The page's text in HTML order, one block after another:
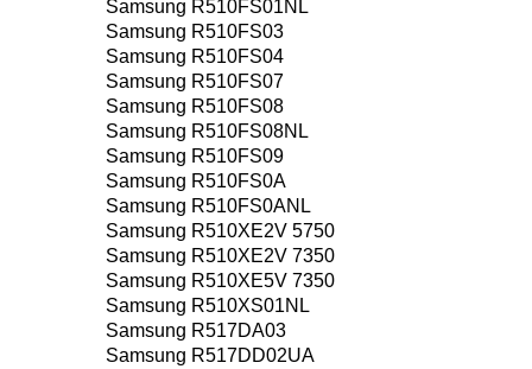
Samsung R510FS01NL
Samsung R510FS03
Samsung R510FS04
Samsung R510FS07
Samsung R510FS08
Samsung R510FS08NL
Samsung R510FS09
Samsung R510FS0A
Samsung R510FS0ANL
Samsung R510XE2V 5750
Samsung R510XE2V 7350
Samsung R510XE5V 7350
Samsung R510XS01NL
Samsung R517DA03
Samsung R517DD02UA